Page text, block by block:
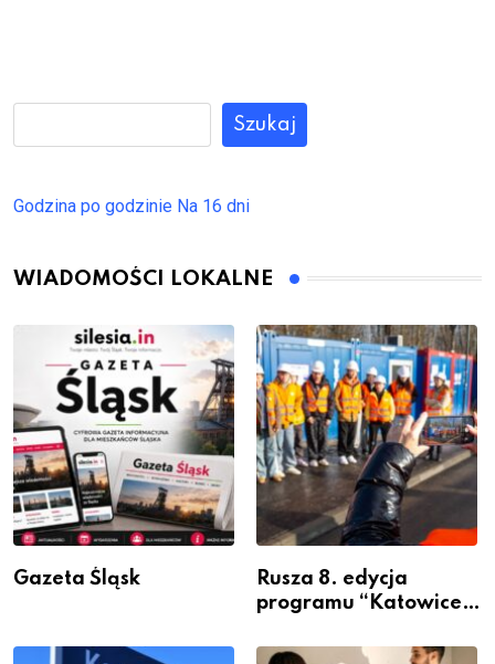
Szukaj
Godzina po godzinie Na 16 dni
WIADOMOŚCI LOKALNE
Gazeta Śląsk
Rusza 8. edycja
programu “Katowice
– nabór dla